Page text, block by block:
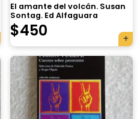
El amante del volcán. Susan
Sontag. Ed Alfaguara
$450
×